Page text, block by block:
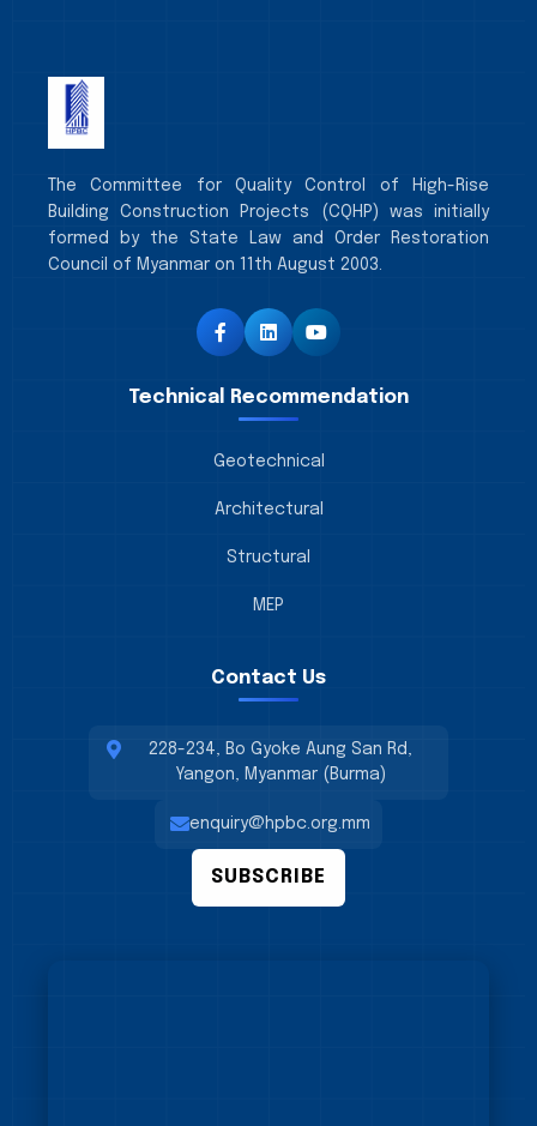
The Committee for Quality Control of High-Rise
Building Construction Projects (CQHP) was initially
formed by the State Law and Order Restoration
Council of Myanmar on 11th August 2003.
Technical Recommendation
Geotechnical
Architectural
Structural
MEP
Contact Us
228-234, Bo Gyoke Aung San Rd,
Yangon, Myanmar (Burma)
enquiry@hpbc.org.mm
SUBSCRIBE